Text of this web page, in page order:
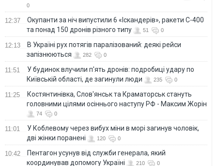
0
12:37
Окупанти за ніч випустили 6 «Іскандерів», ракети С-400
та понад 150 дронів різного типу
51 0
12:13
В Україні рух потягів паралізований: деякі рейси
запізнюються
282 0
11:51
У будинок влучили п'ять дронів: подробиці удару по
Київській області, де загинули люди
235 0
11:25
Костянтинівка, Слов'янськ та Краматорськ стануть
головними цілями осіннього наступу РФ - Максим Жорін
74 0
11:01
У Коблевому через вибух міни в морі загинув чоловік,
дві жінки поранені
120 0
10:42
Пентагон усунув від служби генерала, який
координував допомогу Україні
210 0